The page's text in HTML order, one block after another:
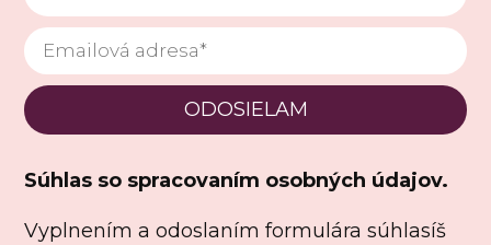
ODOSIELAM
Súhlas so spracovaním osobných údajov.
Vyplnením a odoslaním formulára súhlasíš